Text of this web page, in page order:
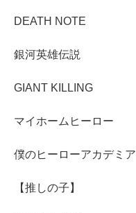
DEATH NOTE
銀河英雄伝説
GIANT KILLING
マイホームヒーロー
僕のヒーローアカデミア
【推しの子】